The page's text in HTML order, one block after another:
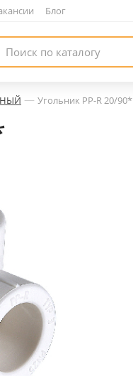
Блог
— Угольник PP-R 20/90*